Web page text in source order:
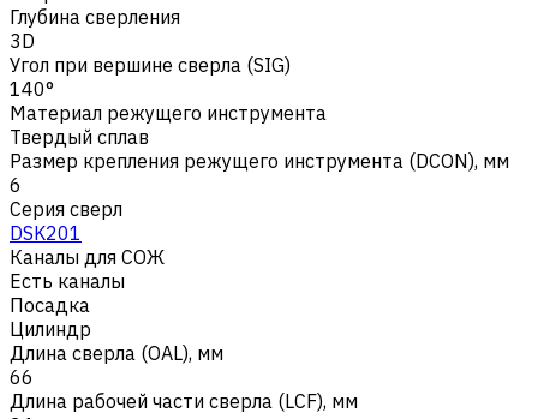
Глубина сверления
3D
Угол при вершине сверла (SIG)
140°
Материал режущего инструмента
Твердый сплав
Размер крепления режущего инструмента (DCON), мм
6
Серия сверл
DSK201
Каналы для СОЖ
Есть каналы
Посадка
Цилиндр
Длина сверла (OAL), мм
66
Длина рабочей части сверла (LCF), мм